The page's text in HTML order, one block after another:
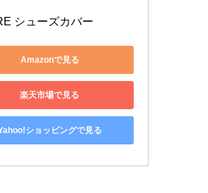
シューズカバー
Amazonで見る
楽天市場で見る
ショッピングで見る